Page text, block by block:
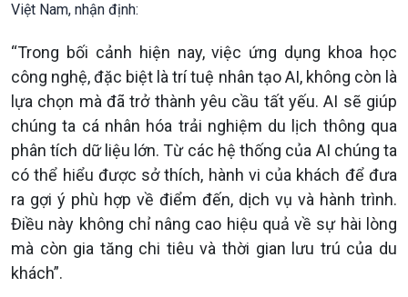
Việt Nam, nhận định:
“Trong bối cảnh hiện nay, việc ứng dụng khoa học
công nghệ, đặc biệt là trí tuệ nhân tạo AI, không còn là
lựa chọn mà đã trở thành yêu cầu tất yếu. AI sẽ giúp
chúng ta cá nhân hóa trải nghiệm du lịch thông qua
phân tích dữ liệu lớn. Từ các hệ thống của AI chúng ta
có thể hiểu được sở thích, hành vi của khách để đưa
ra gợi ý phù hợp về điểm đến, dịch vụ và hành trình.
Điều này không chỉ nâng cao hiệu quả về sự hài lòng
mà còn gia tăng chi tiêu và thời gian lưu trú của du
khách”.